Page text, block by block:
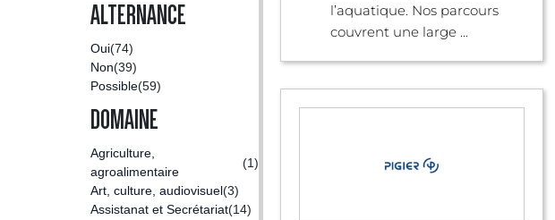
ALTERNANCE
Oui(74)
Non(39)
Possible(59)
DOMAINE
Agriculture,
agroalimentaire
(1)
Art, culture, audiovisuel(3)
Assistanat et Secrétariat(14)
l’aquatique. Nos parcours
couvrent une large ...